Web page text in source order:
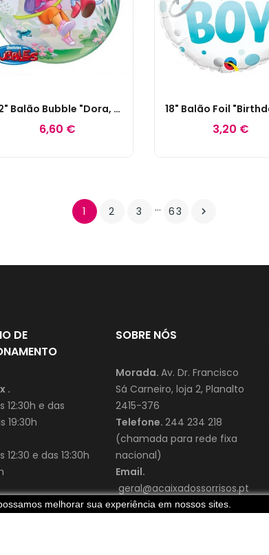
22" Balão Bubble "Dora, A Exploradora"
6,60 € 3,20 €
1 2 3 … 63 
DE
.
12:30h e das
19:30h
12:30 e das 13:30h
SOBRE NÓS
Morada. Av. Dr. Francisco
Sá Carneiro, loja 2, Planalto
2415-376
Telefone. 244 234 218
(chamada para rede fixa
nacional)
Email.
geral@acaixadossorrisos.pt
melhorar sua experiência em nossos sites.